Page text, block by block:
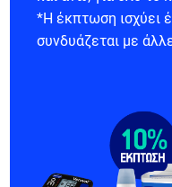
*Η έκπτωση ισχύει
συνδυάζεται με